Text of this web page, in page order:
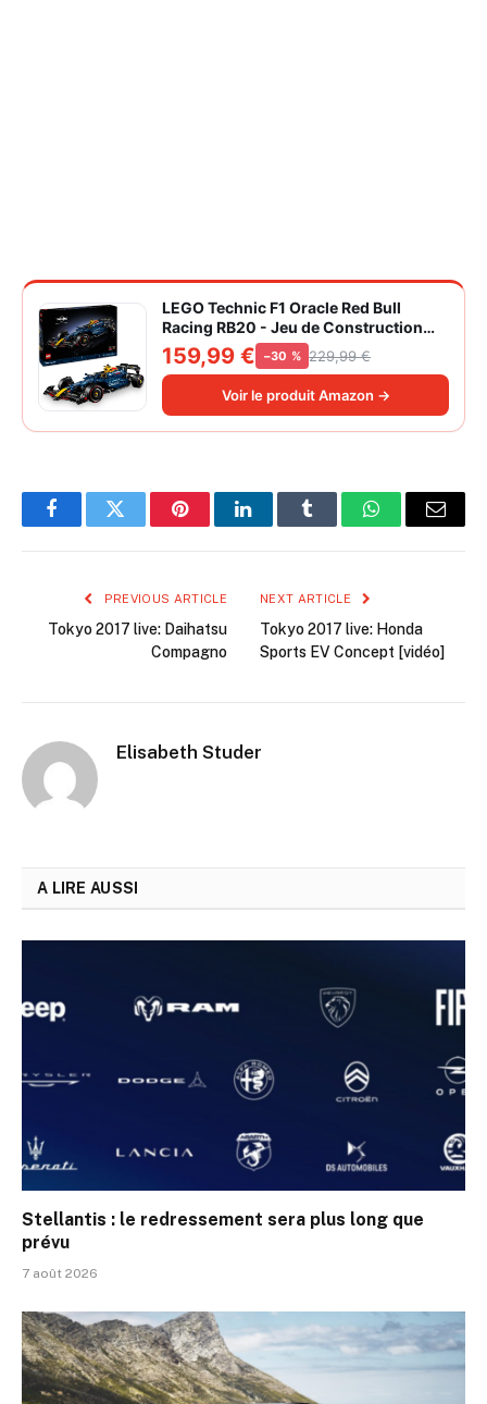
LEGO Technic F1 Oracle Red Bull
Racing RB20 - Jeu de Construction
Collector pour Adulte - Inclut Un
Moteur V6 et Une boîte de Vitesses -
Idée Cadeau pour passionnés de
Formule 1 42206
159,99 € −30 % 229,99 €
Voir le produit Amazon →
FacebookTwitter PinterestLinkedInTumblr WhatsAppEmail
PREVIOUS ARTICLE
Tokyo 2017 live: Daihatsu
Compagno
NEXT ARTICLE
Tokyo 2017 live: Honda
Sports EV Concept [vidéo]
Elisabeth Studer
A LIRE AUSSI
Stellantis : le redressement sera plus long que
prévu
7 août 2026